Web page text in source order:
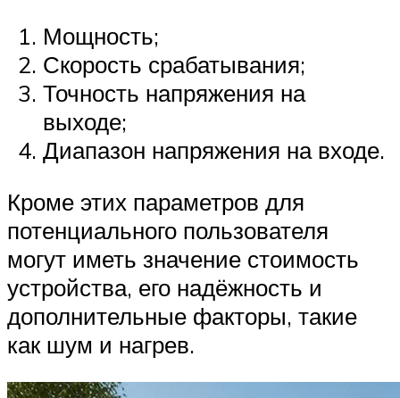
Мощность;
Скорость срабатывания;
Точность напряжения на
выходе;
Диапазон напряжения на входе.
Кроме этих параметров для
потенциального пользователя
могут иметь значение стоимость
устройства, его надёжность и
дополнительные факторы, такие
как шум и нагрев.